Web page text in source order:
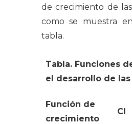
de crecimiento de
como se muestra
tabla.
Tabla. Funciones
el desarrollo de
Función de
crecimiento
Cl